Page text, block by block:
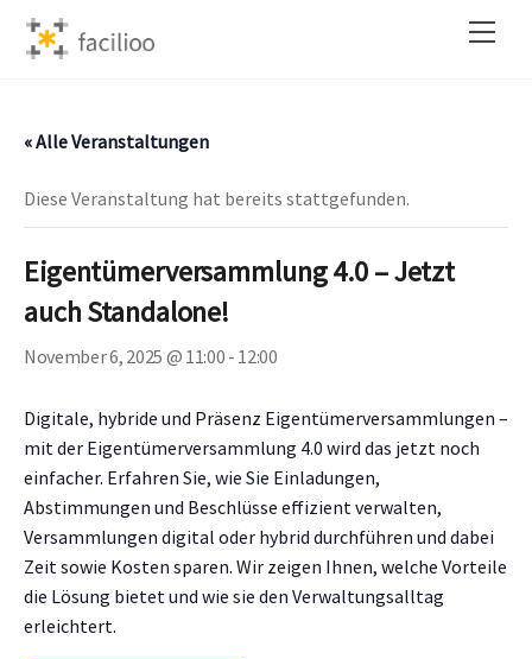
Skip
« Alle Veranstaltungen
Diese Veranstaltung hat bereits stattgefunden.
Eigentümerversammlung 4.0 – Jetzt
auch Standalone!
November 6, 2025 @ 11:00 - 12:00
Digitale, hybride und Präsenz Eigentümerversammlungen –
mit der Eigentümerversammlung 4.0 wird das jetzt noch
einfacher. Erfahren Sie, wie Sie Einladungen,
Abstimmungen und Beschlüsse effizient verwalten,
Versammlungen digital oder hybrid durchführen und dabei
Zeit sowie Kosten sparen. Wir zeigen Ihnen, welche Vorteile
die Lösung bietet und wie sie den Verwaltungsalltag
erleichtert.